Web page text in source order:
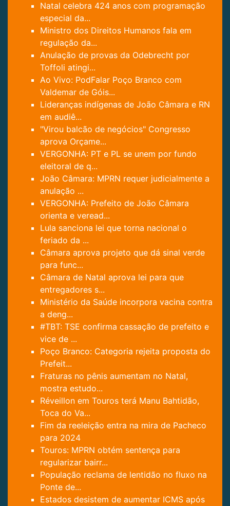
Natal celebra 424 anos com programação
especial da...
Ministro dos Direitos Humanos fala em
regulação da...
Anulação de provas da Odebrecht por
Toffoli atingi...
Ao Vivo: PodFalar Poço Branco com
Valdemar de Góis...
Lideranças indígenas de João Câmara e RN
em audiê...
"Virou balcão de negócios" Congresso
aprova Orçame...
VERGONHA: PT e PL se unem por fundo
eleitoral de q...
João Câmara: MPRN requer judicialmente a
anulação ...
VERGONHA: Prefeito de João Câmara
orienta e veread...
Lula sanciona lei que torna nacional o
feriado da ...
Câmara aprova projeto que dá sinal verde
para func...
Câmara de Natal aprova lei para que
entregadores s...
Ministério da Saúde incorpora vacina contra
a deng...
#TBT: TSE confirma cassação de prefeito e
vice de ...
Poço Branco: Categoria rejeita proposta do
Prefeit...
Fraturas no pênis aumentam no Natal,
mostra estudo...
Réveillon em Touros terá Manu Bahtidão,
Toca do Va...
Fim da reeleição entra na mira de Pacheco
para 2024
Touros: MPRN obtém sentença para
regularizar bairr...
População reclama de lentidão no fluxo na
Ponte de...
Estados desistem de aumentar ICMS após